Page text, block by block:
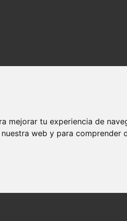
mejorar tu experiencia de
web y para comprender